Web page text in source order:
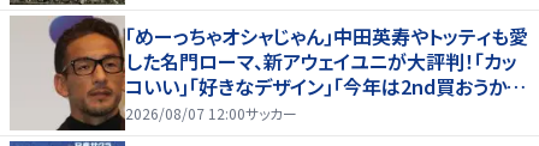
｢めーっちゃオシャじゃん｣中田英寿やトッティも愛
した名門ローマ、新アウェイユニが大評判！｢カッ
コいい｣｢好きなデザイン｣｢今年は2nd買おうか
な｣
2026/08/07 12:00サッカー